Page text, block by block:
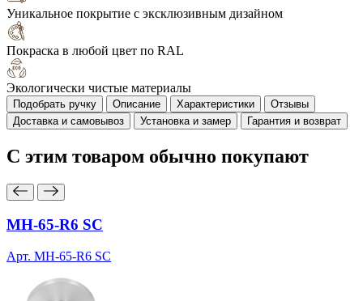
Уникальное покрытие с эксклюзивным дизайном
Покраска в любой цвет по RAL
Экологически чистые материалы
Подобрать ручку Описание Характеристики
Отзывы
Доставка и самовывоз
Установка и замер Гарантия и возврат
С этим товаром обычно покупают
MH-65-R6 SC
Арт. MH-65-R6 SC